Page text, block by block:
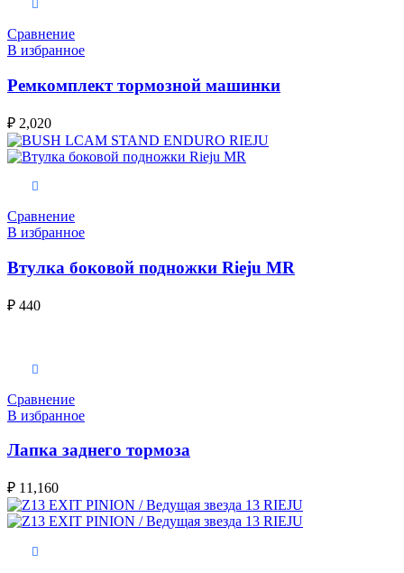
Сравнение
В избранное
Ремкомплект тормозной машинки
₽ 2,020
Сравнение
В избранное
Втулка боковой подножки Rieju MR
₽ 440
Сравнение
В избранное
Лапка заднего тормоза
₽ 11,160